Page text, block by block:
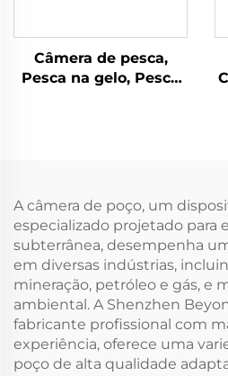
Câmera de pesca,
Pesca na gelo, Pesca
A câmera de poço, um
especializado projetado para
subterrânea, desempenha
em diversas indústrias,
mineração, petróleo e gás, e
ambiental. A Shenzhen
fabricante profissional com
experiência, oferece uma
poço de alta qualidade